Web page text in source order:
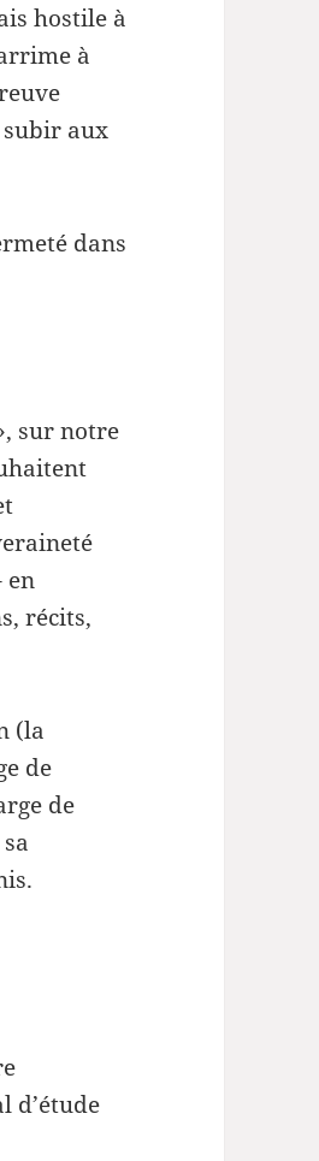
hostile à
à
aux
dans
sur notre
en
récits,
(la
de
de
d’étude